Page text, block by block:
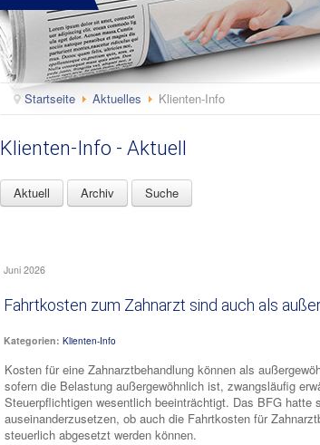
Startseite Aktuelles Klienten-Info
Klienten-Info - Aktuell
Aktuell Archiv Suche
Juni 2026
Fahrtkosten zum Zahnarzt sind auch als
Kategorien: Klienten-Info
Kosten für eine Zahnarztbehandlung können als
sofern die Belastung außergewöhnlich ist, zwangsläufig
Steuerpflichtigen wesentlich beeinträchtigt. Das BFG
auseinanderzusetzen, ob auch die Fahrtkosten für
steuerlich abgesetzt werden können.